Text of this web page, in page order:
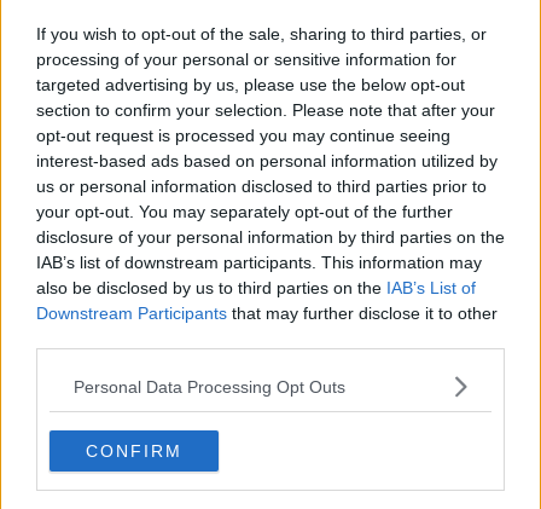
If you wish to opt-out of the sale, sharing to third parties, or
processing of your personal or sensitive information for
targeted advertising by us, please use the below opt-out
section to confirm your selection. Please note that after your
opt-out request is processed you may continue seeing
interest-based ads based on personal information utilized by
us or personal information disclosed to third parties prior to
your opt-out. You may separately opt-out of the further
disclosure of your personal information by third parties on the
IAB’s list of downstream participants. This information may
also be disclosed by us to third parties on the IAB’s List of
Downstream Participants that may further disclose it to other
Personal Data Processing Opt Outs
CONFIRM
piazza del Popolodove, grazie ad un gruppo di volontari, sarà
possibile anche prendere parte ad un tour lungo il percorso delle
opere.
Volendo, si potrà effettuare in autonomia il percorso dei murales,
munendosi di una mappa che si potrà trovare sempre presso
l’ufficio turistico.
In questo fine settimana l’ufficio sarà aperto dalle 15,30 alle 17,30
di sabato 19 Ottobre e dalle 11 alle 12,30 e dalle 15 alle 17,30 della
domenica successiva.
delle fiabe’. Io stessa mi sono trovata domenica scorsa
casualmente ad accompagnare nel tour dei murales alcuni visitatori
provenienti da varie parti della Toscana e non solo - ha affermato il
vicesindacoMonica Marraffa